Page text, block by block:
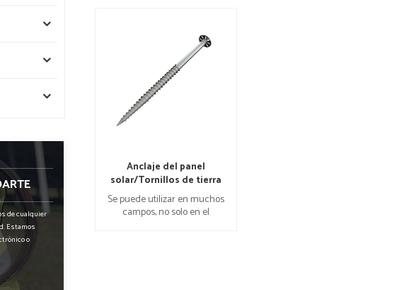
Anclaje del panel
solar/Tornillos de tierra
Se puede utilizar en muchos
campos, no solo en el
de cualquier
Estamos
o